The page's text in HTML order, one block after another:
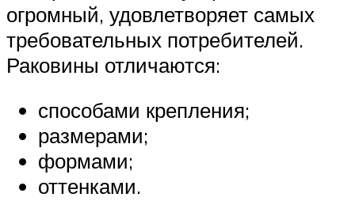
огромный, удовлетворяет самых
требовательных потребителей.
Раковины отличаются:
способами крепления;
размерами;
формами;
оттенками.